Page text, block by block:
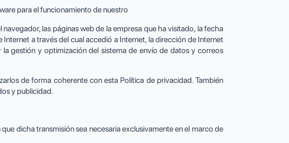
para el funcionamiento de nuestro
las páginas web de la empresa que ha visitado, la fecha
a través del cual accedió a Internet, la dirección de Internet
gestión y optimización del sistema de envío de datos y correos
de forma coherente con esta Política de privacidad. También
y publicidad.
dicha transmisión sea necesaria exclusivamente en el marco de